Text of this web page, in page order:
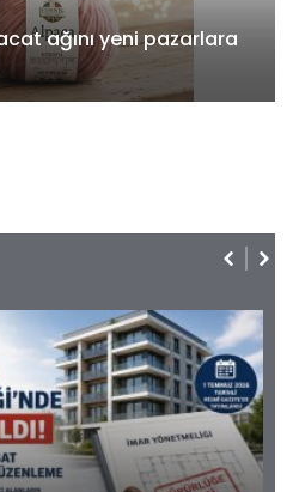
ağını yeni pazarlara